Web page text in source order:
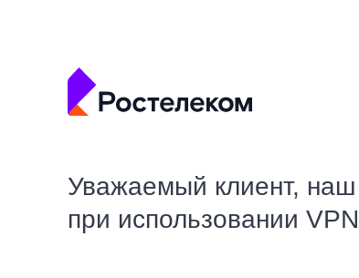
Уважаемый клиент, наш
при использовании